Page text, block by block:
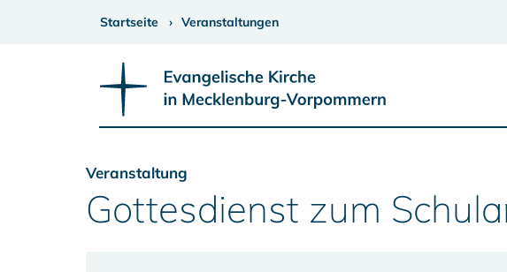
Startseite Veranstaltungen
Veranstaltung
Gottesdienst zum